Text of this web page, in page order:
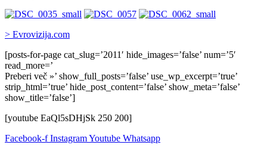
> Evrovizija.com
[posts-for-page cat_slug=’2011′ hide_images=’false’ num=’5′
read_more=’
Preberi več »’ show_full_posts=’false’ use_wp_excerpt=’true’
strip_html=’true’ hide_post_content=’false’ show_meta=’false’
show_title=’false’]
[youtube EaQl5sDHjSk 250 200]
Facebook-f InstagramYoutube Whatsapp